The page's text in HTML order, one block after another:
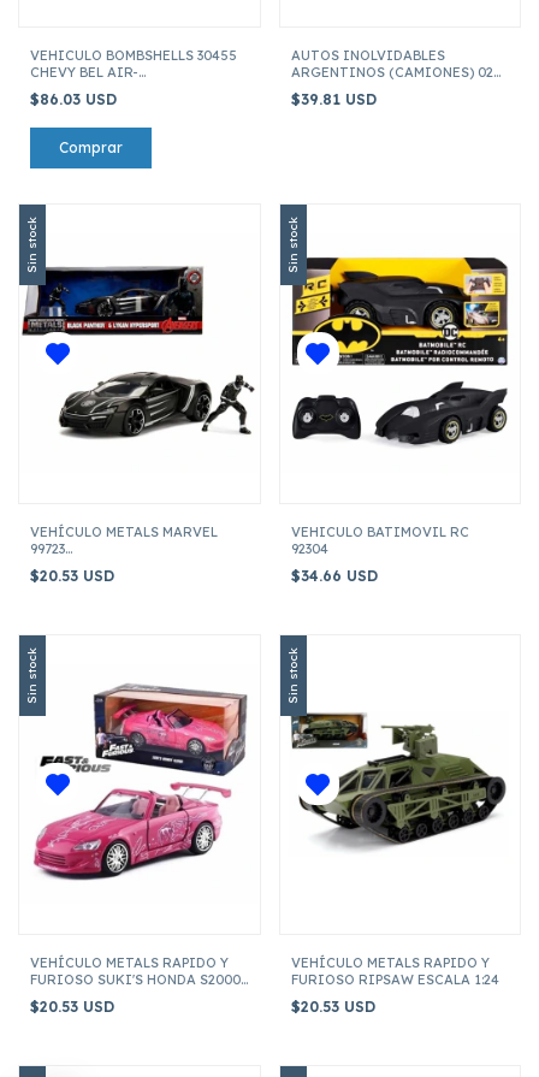
VEHICULO BOMBSHELLS 30455
CHEVY BEL AIR-
$86.03 USD
AUTOS INOLVIDABLES
ARGENTINOS (CAMIONES) 02
ESC 1:43
$39.81 USD
Sin stock
VEHÍCULO METALS MARVEL
99723
PANTHER ESCALA 1:24
$20.53 USD
Sin stock
VEHICULO BATIMOVIL RC
92304
$34.66 USD
Sin stock
VEHÍCULO METALS RAPIDO Y
FURIOSO SUKI'S HONDA S2000
$20.53 USD
Sin stock
VEHÍCULO METALS RAPIDO Y
FURIOSO RIPSAW ESCALA 1:24
$20.53 USD